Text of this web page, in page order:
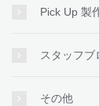
Pick Up 製
スタッフブ
その他